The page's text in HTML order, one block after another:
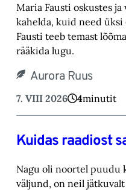
Maria Fausti oskustes
kahelda, kuid need üksi
Fausti teeb temast
rääkida lugu.‎
Aurora Ruus
7. VIII 2026 4minutit
Kuidas raadiost
Nagu oli noortel puudu
väljund, on neil